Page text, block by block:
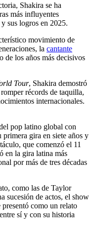
Shakira se ha
más influyentes
sus logros en 2025.
movimiento de
la cantante
de los años más decisivos
Tour, Shakira demostró
récords de taquilla,
internacionales.
pop latino global con
primera gira en siete años y
que comenzó el 11
en la gira latina más
por más de tres décadas
como las de Taylor
sucesión de actos, el show
como un relato
sí y con su historia